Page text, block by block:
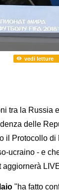
vedi letture
tra la Russia
delle
il Protocollo
ucraino - e
"ha fatto